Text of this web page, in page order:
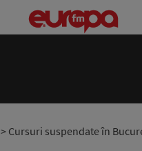
> Cursuri suspendate în